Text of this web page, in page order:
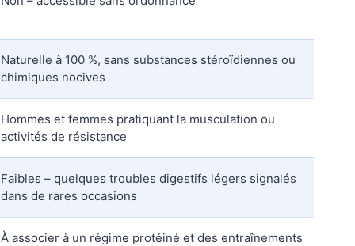
Naturelle à 100 %, sans substances stéroïdiennes ou
chimiques nocives
Hommes et femmes pratiquant la musculation ou
activités de résistance
Faibles – quelques troubles digestifs légers signalés
dans de rares occasions
À associer à un régime protéiné et des entraînements